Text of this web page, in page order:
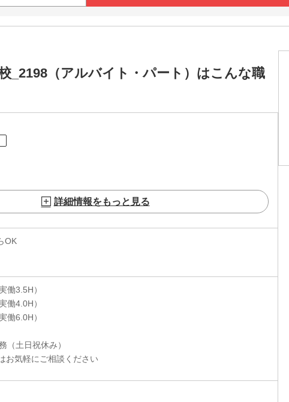
_2198（アルバイト・パート）はこんな職
詳細情報をもっと見る
OK
働3.5H）
働4.0H）
働6.0H）
（土日祝休み）
お気軽にご相談ください